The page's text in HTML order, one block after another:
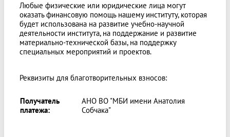
Любые физические или юридические лица могут
оказать финансовую помощь нашему институту, которая
будет использована на развитие учебно-научной
деятельности института, на поддержание и развитие
материально-технической базы, на поддержку
специальных мероприятий и проектов.
Реквизиты для благотворительных взносов:
Получатель
платежа:
АНО ВО "МБИ имени Анатолия
Собчака"